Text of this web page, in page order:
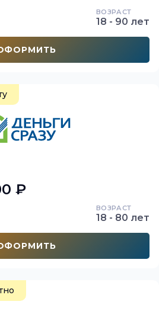
ВОЗРАСТ
18 - 90 лет
₽
ВОЗРАСТ
18 - 80 лет